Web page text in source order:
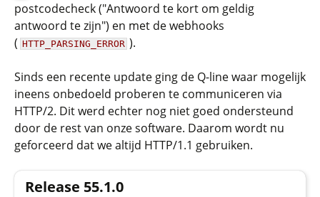
postcodecheck ("Antwoord te kort om geldig
antwoord te zijn") en met de webhooks
( HTTP_PARSING_ERROR ).
Sinds een recente update ging de Q-line waar mogelijk
ineens onbedoeld proberen te communiceren via
HTTP/2. Dit werd echter nog niet goed ondersteund
door de rest van onze software. Daarom wordt nu
geforceerd dat we altijd HTTP/1.1 gebruiken.
Release 55.1.0